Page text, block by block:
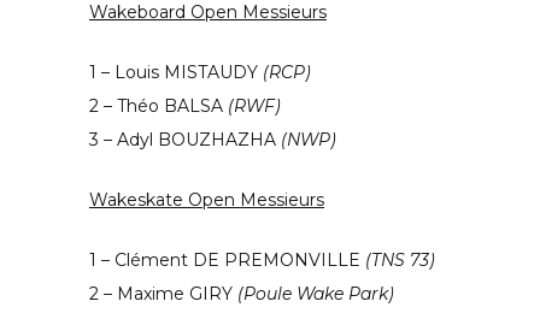
Wakeboard Open Messieurs
1 – Louis MISTAUDY (RCP)
2 – Théo BALSA (RWF)
3 – Adyl BOUZHAZHA (NWP)
Wakeskate Open Messieurs
1 – Clément DE PREMONVILLE (TNS 73)
2 – Maxime GIRY (Poule Wake Park)